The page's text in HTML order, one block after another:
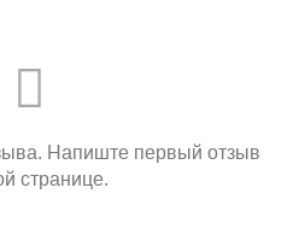
Напиште первый отзыв
странице.